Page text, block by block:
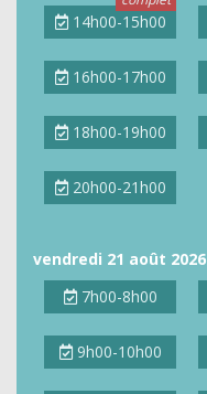
14h00-15h00
16h00-17h00
18h00-19h00
20h00-21h00
vendredi 21 août 2026
7h00-8h00
9h00-10h00